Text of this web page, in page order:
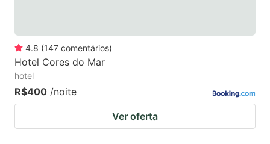
4.8 (147 comentários)
Hotel Cores do Mar
hotel
R$400 /noite
Ver oferta